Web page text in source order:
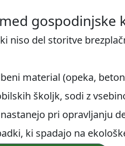
gospodinjske
niso del storitve
material (opeka,
školjk, sodi z
pri opravljanju
ki spadajo na